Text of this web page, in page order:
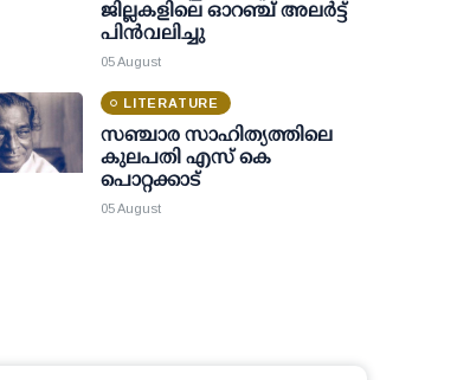
ജില്ലകളിലെ ഓറഞ്ച് അലർട്ട്
പിൻവലിച്ചു
05 August
LITERATURE
സഞ്ചാര സാഹിത്യത്തിലെ
കുലപതി എസ് കെ
പൊറ്റക്കാട്
05 August